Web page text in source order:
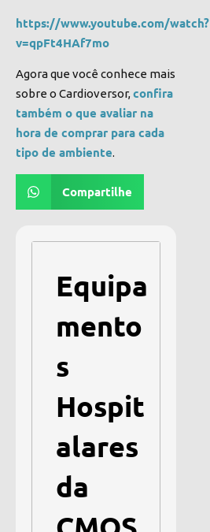
https://www.youtube.com/watch?
v=qpFt4HAf7mo
Agora que você conhece mais
sobre o Cardioversor,confira
também o que avaliar na
hora de comprar para cada
tipo de ambiente.
Compartilhe
Equipa
mento
s
Hospit
alares
da